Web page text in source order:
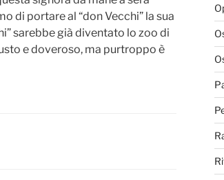
di portare al “don Vecchi” la sua
sarebbe già diventato lo zoo di
e doveroso, ma purtroppo è